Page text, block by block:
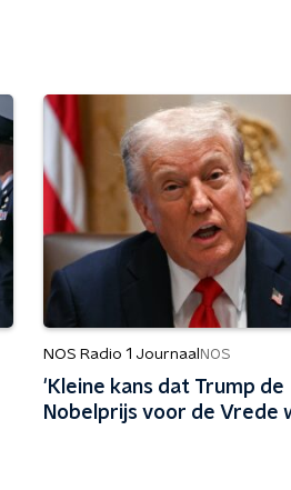
NOS Radio 1 Journaal NOS
'Kleine kans dat Trump de
Nobelprijs voor de Vrede